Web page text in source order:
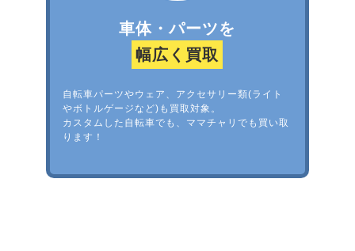
車体・パーツを
幅広く買取
自転車パーツやウェア、アクセサリー類(ライト
やボトルゲージなど)も買取対象。
カスタムした自転車でも、ママチャリでも買い取
ります！